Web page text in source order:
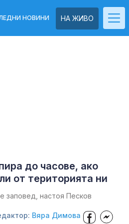
НА ЖИВО
НОВИНИ
до часове, ако
от територията ни
заповед, настоя Песков
Вяра Димова